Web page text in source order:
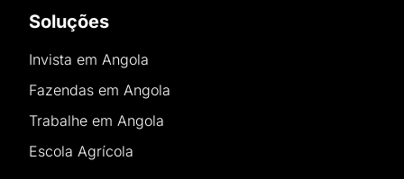
Soluções
Invista em Angola
Fazendas em Angola
Trabalhe em Angola
Escola Agrícola